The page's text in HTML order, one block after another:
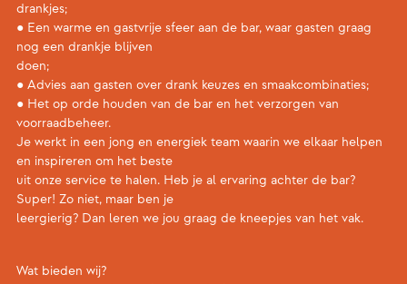
drankjes;
● Een warme en gastvrije sfeer aan de bar, waar gasten graag
nog een drankje blijven
doen;
● Advies aan gasten over drank keuzes en smaakcombinaties;
● Het op orde houden van de bar en het verzorgen van
voorraadbeheer.
Je werkt in een jong en energiek team waarin we elkaar helpen
en inspireren om het beste
uit onze service te halen. Heb je al ervaring achter de bar?
Super! Zo niet, maar ben je
leergierig? Dan leren we jou graag de kneepjes van het vak.
Wat bieden wij?